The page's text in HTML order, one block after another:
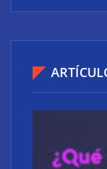
Defensa de EE.
de baterías